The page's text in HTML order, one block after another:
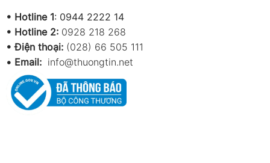
200 V
600 V
Trở kháng đầu vào:1 MΩ
Điện áp vào tối đa:600V DC hoặc 600V AC rms
• Hotline 1: 0944 2222 14
• Hotline 2: 0928 218 268
• Điện thoại: (028) 66 505 111
• Email: info@thuongtin.net